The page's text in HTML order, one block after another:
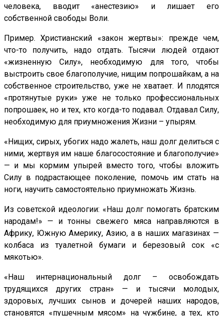
человека, вводит «анестезию» и лишает его
собственной свободы Воли.
Пример. Христианский «закон жертвы»: прежде чем,
что-то получить, надо отдать. Тысячи людей отдают
«жизненную Силу», необходимую для того, чтобы
выстроить свое благополучие, нищим попрошайкам, а на
собственное строительство, уже не хватает. И плодятся
«протянутые руки» уже не только профессиональных
попрошаек, но и тех, кто когда-то подавал. Отдавал Силу,
необходимую для приумножения Жизни – упырям.
«Нищих, сирых, убогих надо жалеть, наш долг делиться с
ними, жертвуя им наше благосостояние и благополучие»
— и мы кормим упырей вместо того, чтобы вложить
Силу в подрастающее поколение, помочь им стать на
ноги, научить самостоятельно приумножать Жизнь.
Из советской идеологии: «Наш долг помогать братским
народам!» — и тонны свежего мяса направляются в
Африку, Южную Америку, Азию, а в наших магазинах —
колбаса из туалетной бумаги и березовый сок «с
мякотью».
«Наш интернациональный долг – освобождать
трудящихся других стран» — и тысячи молодых,
здоровых, лучших сынов и дочерей наших народов,
становятся «пушечным мясом» на чужбине, а тех, кто